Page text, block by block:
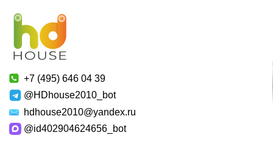
+7 (495) 646 04 39
@HDhouse2010_bot
hdhouse2010@yandex.ru
@id402904624656_bot